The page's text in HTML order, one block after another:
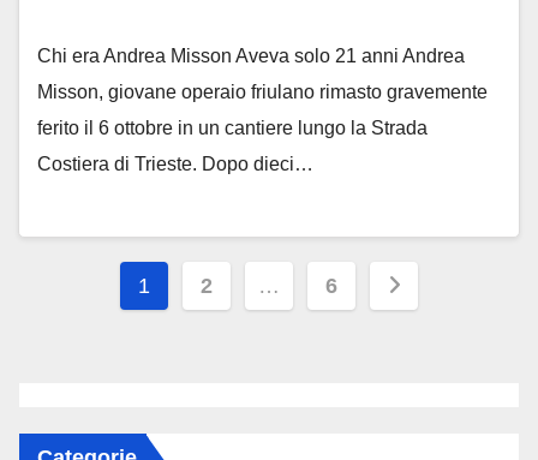
Chi era Andrea Misson Aveva solo 21 anni Andrea
Misson, giovane operaio friulano rimasto gravemente
ferito il 6 ottobre in un cantiere lungo la Strada
Costiera di Trieste. Dopo dieci…
Paginazione
1 2 … 6